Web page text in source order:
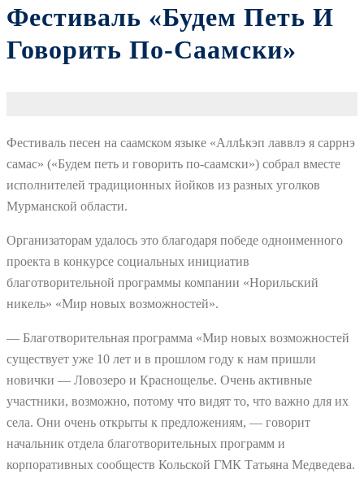
Фестиваль «Будем Петь И
Говорить По-Саамски»
Фестиваль песен на саамском языке «Аллҍкэп лаввлэ я саррнэ
самас» («Будем петь и говорить по-саамски») собрал вместе
исполнителей традиционных йойков из разных уголков
Мурманской области.
Организаторам удалось это благодаря победе одноименного
проекта в конкурсе социальных инициатив
благотворительной программы компании «Норильский
никель» «Мир новых возможностей».
— Благотворительная программа «Мир новых возможностей
существует уже 10 лет и в прошлом году к нам пришли
новички — Ловозеро и Краснощелье. Очень активные
участники, возможно, потому что видят то, что важно для их
села. Они очень открыты к предложениям, — говорит
начальник отдела благотворительных программ и
корпоративных сообществ Кольской ГМК Татьяна Медведева.